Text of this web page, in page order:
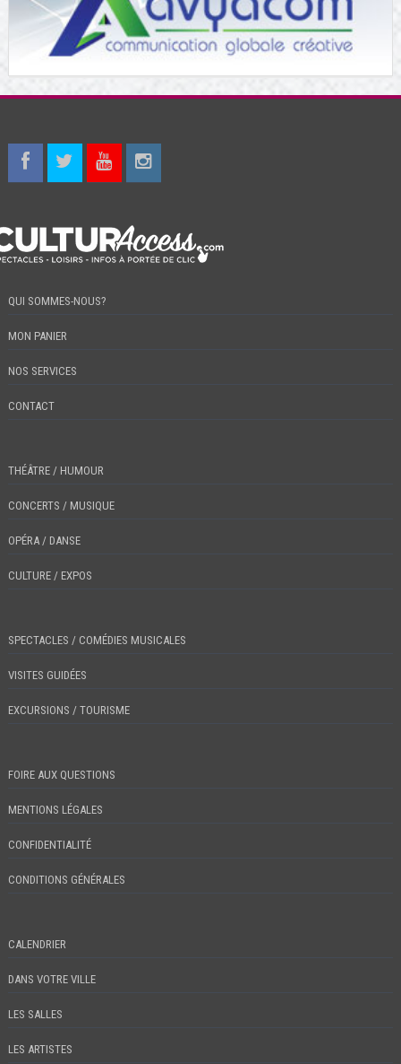
QUI SOMMES-NOUS?
MON PANIER
NOS SERVICES
CONTACT
THÉÂTRE / HUMOUR
CONCERTS / MUSIQUE
OPÉRA / DANSE
CULTURE / EXPOS
SPECTACLES / COMÉDIES MUSICALES
VISITES GUIDÉES
EXCURSIONS / TOURISME
FOIRE AUX QUESTIONS
MENTIONS LÉGALES
CONFIDENTIALITÉ
CONDITIONS GÉNÉRALES
CALENDRIER
DANS VOTRE VILLE
LES SALLES
LES ARTISTES